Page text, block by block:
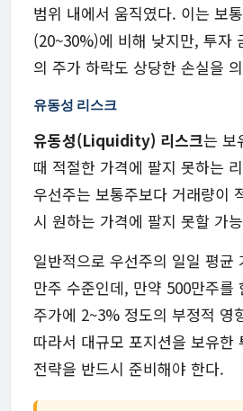
범위 내에서 움직였다. 이는 보
(20~30%)에 비해 낮지만, 투자
의 주가 하락도 상당한 손실을
유동성 리스크
유동성(Liquidity) 리스크는 보
때 적절한 가격에 팔지 못하는
우선주는 보통주보다 거래량이
시 원하는 가격에 팔지 못할 가
일반적으로 우선주의 일일 평균
만주 수준인데, 만약 500만주를
주가에 2~3% 정도의 부정적 영
따라서 대규모 포지션을 보유한
전략을 반드시 준비해야 한다.